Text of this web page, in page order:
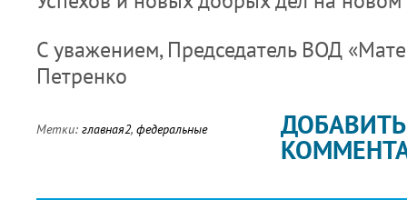
С уважением, Председатель ВОД
Петренко
Метки: главная2, федеральные ДОБАВИТЬ